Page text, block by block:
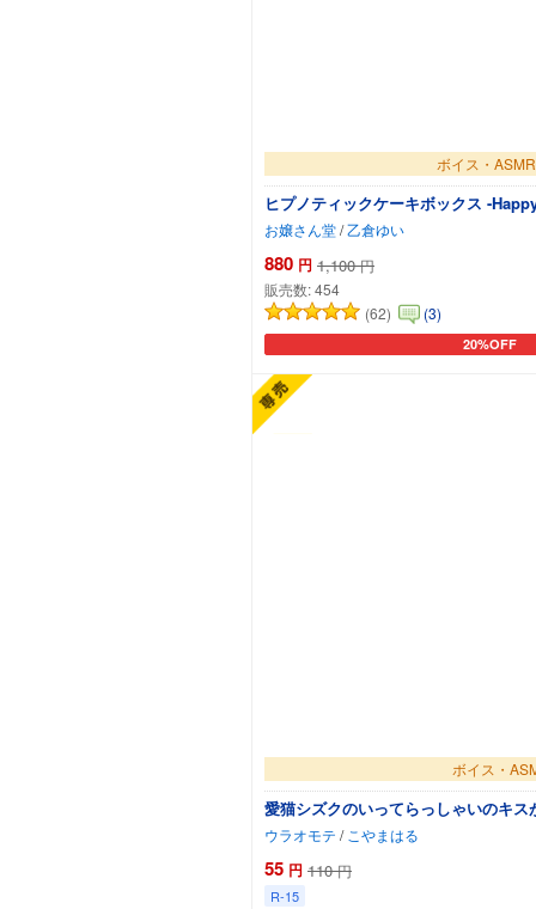
ボイス・ASMR
ヒプノティックケーキボックス -
お嬢さん堂/乙倉ゆい
880 円 1,100 円
販売数:454
(62)
(3)
20%OFF
カートに追
ボイス・
愛猫シズクのいってらっしゃいのキ
ウラオモテ / こやまはる
55 円 110 円
R-15